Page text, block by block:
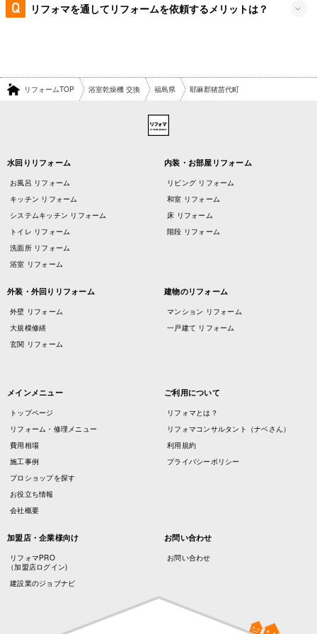
リフォマを通してリフォームを依頼するメリットは？
リフォームTOP 浴室乾燥機 交換 福島県 耶麻郡猪苗代町
水回りリフォーム
お風呂 リフォーム
キッチン リフォーム
システムキッチン リフォーム
トイレ リフォーム
洗面所 リフォーム
浴室 リフォーム
内装・お部屋リフォーム
リビング リフォーム
和室 リフォーム
床 リフォーム
階段 リフォーム
外装・外回りリフォーム
外壁 リフォーム
大規模修繕
玄関 リフォーム
建物のリフォーム
マンション リフォーム
一戸建て リフォーム
メインメニュー
トップページ
リフォーム・修理メニュー
費用相場
施工事例
プロショップを探す
お役立ち情報
会社概要
ご利用について
リフォマとは？
リフォマコンサルタント（ナベさん）
利用規約
プライバシーポリシー
加盟店・企業様向け
リフォマPRO
（加盟店ログイン)
建設業のジョブナビ
お問い合わせ
お問い合わせ